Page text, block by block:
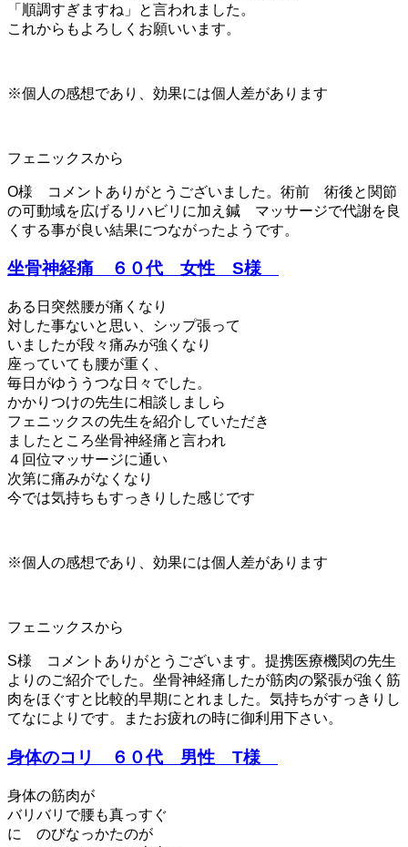
「順調すぎますね」と言われました。
これからもよろしくお願いいます。
※個人の感想であり、効果には個人差があります
フェニックスから
O様 コメントありがとうございました。術前 術後と関節
の可動域を広げるリハビリに加え鍼 マッサージで代謝を良
くする事が良い結果につながったようです。
坐骨神経痛 ６０代 女性 S様
ある日突然腰が痛くなり
対した事ないと思い、シップ張って
いましたが段々痛みが強くなり
座っていても腰が重く、
毎日がゆううつな日々でした。
かかりつけの先生に相談しましら
フェニックスの先生を紹介していただき
ましたところ坐骨神経痛と言われ
４回位マッサージに通い
次第に痛みがなくなり
今では気持ちもすっきりした感じです
※個人の感想であり、効果には個人差があります
フェニックスから
S様 コメントありがとうございます。提携医療機関の先生
よりのご紹介でした。坐骨神経痛したが筋肉の緊張が強く筋
肉をほぐすと比較的早期にとれました。気持ちがすっきりし
てなによりです。またお疲れの時に御利用下さい。
身体のコリ ６０代 男性 T様
身体の筋肉が
バリバリで腰も真っすぐ
に のびなっかたのが